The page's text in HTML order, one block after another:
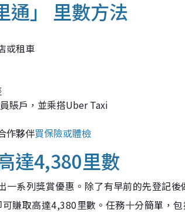
通」 里數方法
或租車
賬戶，並乘搭Uber Taxi
作夥伴買保險或體檢
達4,380里數
一系列獎賞優惠。除了有早前的先登記
賺取高達4,380里數。任務十分簡單，